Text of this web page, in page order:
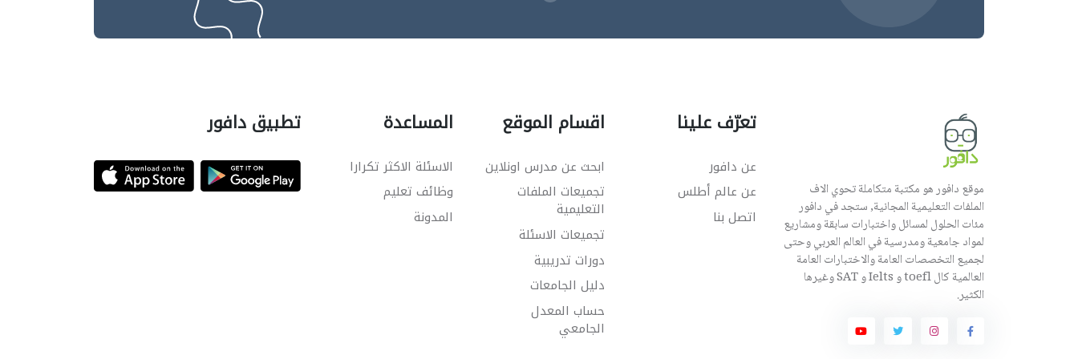
موقع دافور هو مكتبة متكاملة تحوي الاف
الملفات التعليمية المجانية, ستجد في دافور
مئات الحلول لمسائل واختبارات سابقة ومشاريع
لمواد جامعية ومدرسية في العالم العربي وحتى
لجميع التخصصات العامة والاختبارات العامة
العالمية كال toefl و Ielts و SAT وغيرها
الكثير.
تعرّف علينا
عن دافور
عن عالم أطلس
اتصل بنا
اقسام الموقع
ابحث عن مدرس اونلاين
تجميعات الملفات
التعليمية
تجميعات الاسئلة
دورات تدريبية
دليل الجامعات
حساب المعدل
الجامعي
المساعدة
الاسئلة الاكثر تكرارا
وظائف تعليم
المدونة
تطبيق دافور